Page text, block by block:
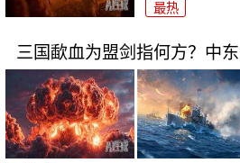
最热
三国歃血为盟剑指何方？中